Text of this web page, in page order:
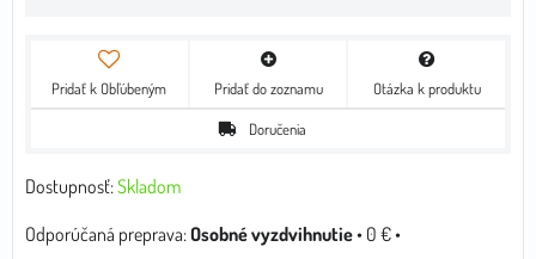
Pridať k Obľúbeným Pridať do zoznamu Otázka k produktu
Doručenia
Dostupnosť:Skladom
Osobné vyzdvihnutie• 0 €•